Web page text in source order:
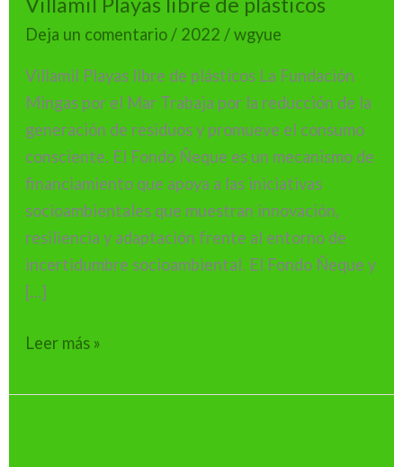
Deja un comentario / 2022 /wgyue
Villamil Playas libre de plásticos La Fundación
Mingas por el Mar Trabaja por la reducción de la
generación de residuos y promueve el consumo
consciente. El Fondo Ñeque es un mecanismo de
financiamiento que apoya a las iniciativas
socioambientales que muestran innovación,
resiliencia y adaptación frente al entorno de
incertidumbre socioambiental. El Fondo Ñeque y
[…]
Leer más »